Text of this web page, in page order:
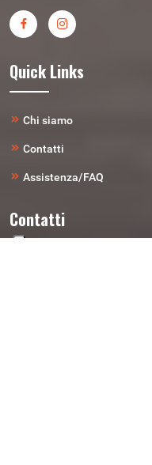
Quick Links
Chi siamo
Contatti
Assistenza/FAQ
Contatti